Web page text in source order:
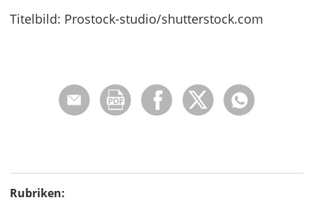
Titelbild: Prostock-studio/shutterstock.com
Rubriken: